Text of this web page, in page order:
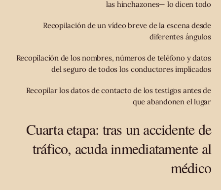
las hinchazones— lo dicen todo
Recopilación de un vídeo breve de la escena desde
diferentes ángulos
Recopilación de los nombres, números de teléfono y datos
del seguro de todos los conductores implicados
Recopilar los datos de contacto de los testigos antes de
que abandonen el lugar
Cuarta etapa: tras un accidente de
tráfico, acuda inmediatamente al
médico